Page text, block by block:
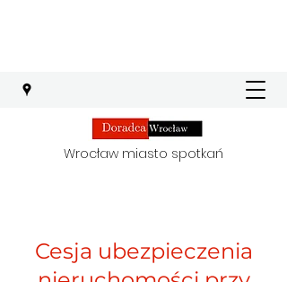
Wrocław miasto spotkań
Cesja ubezpieczenia